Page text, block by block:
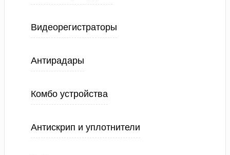
Видеорегистраторы
Антирадары
Комбо устройства
Антискрип и уплотнители